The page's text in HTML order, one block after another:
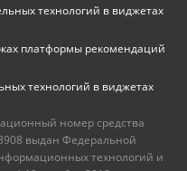
технологий в виджетах
платформы рекомендаций
технологий в виджетах
номер средства
выдан Федеральной
технологий и